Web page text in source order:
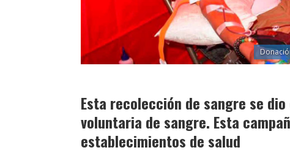
Esta recolección de sangre se
voluntaria de sangre. Esta
establecimientos de salud